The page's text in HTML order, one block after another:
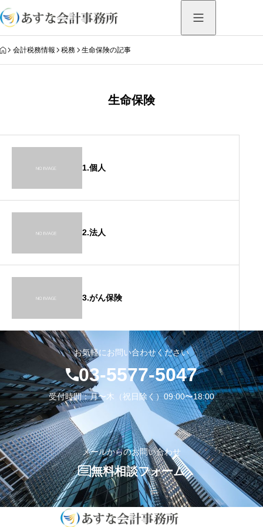
HOME
会計税務情報 税務 生命保険の記事
生命保険
1.個人
2.法人
3.がん保険
お気軽にお問い合わせください
03-5577-5047
受付時間：月〜木（祝日除く）09:00〜18:00
メールからのお問い合わせ
無料相談フォーム